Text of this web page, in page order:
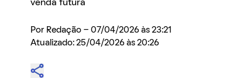
venda futura
Por Redação - 07/04/2026 às 23:21
Atualizado: 25/04/2026 às 20:26